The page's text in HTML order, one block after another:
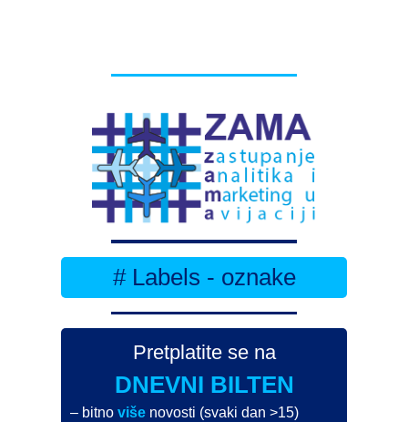
# Labels - oznake
Pretplatite se na
DNEVNI BILTEN
– bitnoviše novosti (svaki dan >15)